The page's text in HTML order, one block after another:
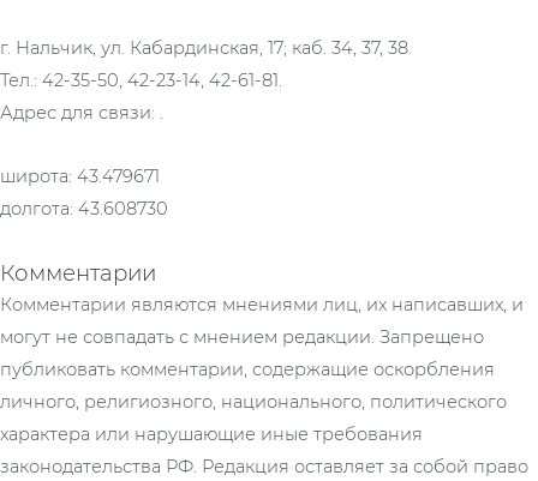
г. Нальчик, ул. Кабардинская, 17; каб. 34, 37, 38.
Тел.: 42-35-50, 42-23-14, 42-61-81.
Адрес для связи: .
широта: 43.479671
долгота: 43.608730
Комментарии
Комментарии являются мнениями лиц, их написавших, и
могут не совпадать с мнением редакции. Запрещено
публиковать комментарии, содержащие оскорбления
личного, религиозного, национального, политического
характера или нарушающие иные требования
законодательства РФ. Редакция оставляет за собой право